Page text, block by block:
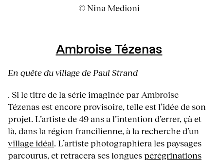
© Nina Medioni
Ambroise Tézenas
En quête du village de Paul Strand
. Si le titre de la série imaginée par Ambroise
Tézenas est encore provisoire, telle est l’idée de son
projet. L’artiste de 49 ans a l’intention d’errer, çà et
là, dans la région francilienne, à la recherche d’un
village idéal. L’artiste photographiera les paysages
parcourus, et retracera ses longuespérégrinations